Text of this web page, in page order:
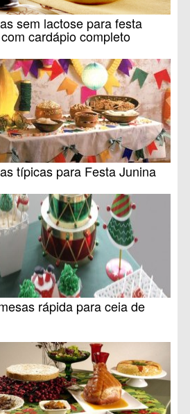
sem lactose para festa
cardápio completo
típicas para Festa Junina
rápida para ceia de